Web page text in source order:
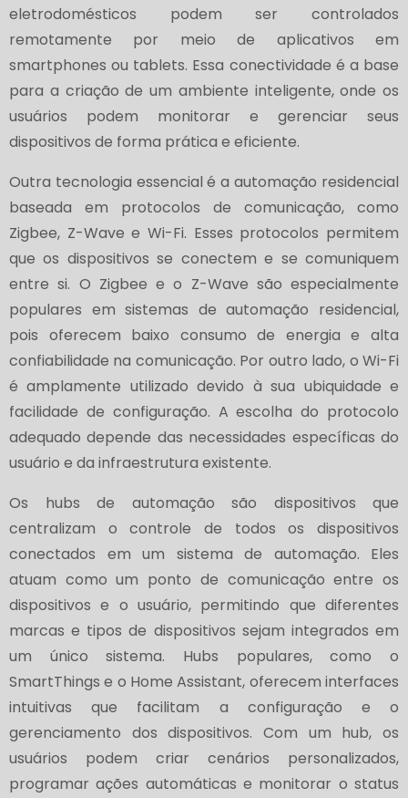
eletrodomésticos podem ser controlados
remotamente por meio de aplicativos em
smartphones ou tablets. Essa conectividade é a base
para a criação de um ambiente inteligente, onde os
usuários podem monitorar e gerenciar seus
dispositivos de forma prática e eficiente.
Outra tecnologia essencial é a automação residencial
baseada em protocolos de comunicação, como
Zigbee, Z-Wave e Wi-Fi. Esses protocolos permitem
que os dispositivos se conectem e se comuniquem
entre si. O Zigbee e o Z-Wave são especialmente
populares em sistemas de automação residencial,
pois oferecem baixo consumo de energia e alta
confiabilidade na comunicação. Por outro lado, o Wi-Fi
é amplamente utilizado devido à sua ubiquidade e
facilidade de configuração. A escolha do protocolo
adequado depende das necessidades específicas do
usuário e da infraestrutura existente.
Os hubs de automação são dispositivos que
centralizam o controle de todos os dispositivos
conectados em um sistema de automação. Eles
atuam como um ponto de comunicação entre os
dispositivos e o usuário, permitindo que diferentes
marcas e tipos de dispositivos sejam integrados em
um único sistema. Hubs populares, como o
SmartThings e o Home Assistant, oferecem interfaces
intuitivas que facilitam a configuração e o
gerenciamento dos dispositivos. Com um hub, os
usuários podem criar cenários personalizados,
programar ações automáticas e monitorar o status